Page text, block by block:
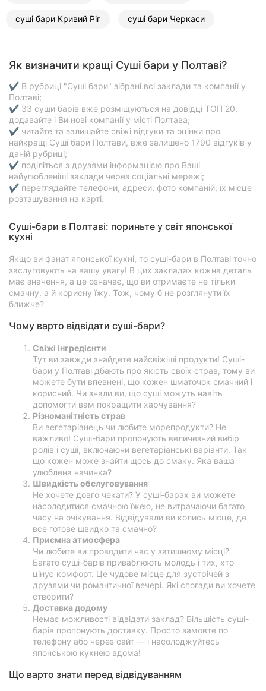
суші бари Кривий Ріг суші бари Черкаси
Як визначити кращі Суші бари у Полтаві?
✔ В рубриці "Суші бари" зібрані всі заклади та компанії у
Полтаві;
✔ 33 суши барів вже розміщуються на довідці ТОП 20,
додавайте і Ви нові компанії у місті Полтава;
✔ читайте та залишайте свіжі відгуки та оцінки про
найкращі Суші бари Полтави, вже залишено 1790 відгуків у
даній рубриці;
✔ поділіться з друзями інформацією про Ваші
найулюбленіші заклади через соціальні мережі;
✔ переглядайте телефони, адреси, фото компаній, їх місце
розташування на карті.
Суші-бари в Полтаві: пориньте у світ японської
кухні
Якщо ви фанат японської кухні, то суші-бари в Полтаві точно
заслуговують на вашу увагу! В цих закладах кожна деталь
має значення, а це означає, що ви отримаєте не тільки
смачну, а й корисну їжу. Тож, чому б не розглянути їх
ближче?
Чому варто відвідати суші-бари?
Свіжі інгредієнти
Тут ви завжди знайдете найсвіжіші продукти! Суші-
бари у Полтаві дбають про якість своїх страв, тому ви
можете бути впевнені, що кожен шматочок смачний і
корисний. Чи знали ви, що суші можуть навіть
допомогти вам покращити харчування?
Різноманітність страв
Ви вегетаріанець чи любите морепродукти? Не
важливо! Суші-бари пропонують величезний вибір
ролів і суші, включаючи вегетаріанські варіанти. Так
що кожен може знайти щось до смаку. Яка ваша
улюблена начинка?
Швидкість обслуговування
Не хочете довго чекати? У суші-барах ви можете
насолодитися смачною їжею, не витрачаючи багато
часу на очікування. Відвідували ви колись місце, де
все готове швидко та смачно?
Приємна атмосфера
Чи любите ви проводити час у затишному місці?
Багато суші-барів приваблюють молодь і тих, хто
цінує комфорт. Це чудове місце для зустрічей з
друзями чи романтичної вечері. Які спогади ви хочете
створити?
Доставка додому
Немає можливості відвідати заклад? Більшість суші-
барів пропонують доставку. Просто замовте по
телефону або через сайт — і насолоджуйтесь
японською кухнею вдома!
Що варто знати перед відвідуванням